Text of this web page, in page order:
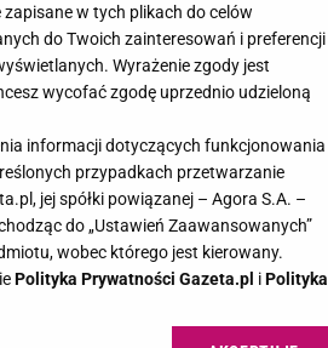
w tych plikach do celów
do Twoich zainteresowań i preferencji
Wyrażenie zgody jest
wycofać zgodę uprzednio udzieloną
informacji dotyczących funkcjonowania
przypadkach przetwarzanie
jej spółki powiązanej – Agora S.A. –
do „Ustawień Zaawansowanych”
wobec którego jest kierowany.
Polityka Prywatności Gazeta.pl iPolityka